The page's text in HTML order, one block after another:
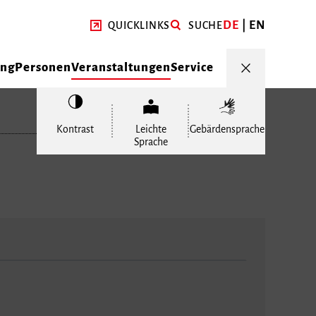
QUICKLINKS SUCHEDE EN
PersonenVeranstaltungenService
Kontrast
Leichte
Sprache
Gebärdensprache